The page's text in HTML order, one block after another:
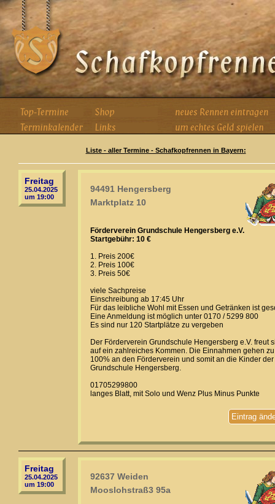
Liste - aller Termine - Schafkopfrennen in Bayern:
Freitag
25.04.2025
um 19:00
94491 Hengersberg
Marktplatz 10
Förderverein Grundschule Hengersberg e.V.
Startgebühr: 10 €
1. Preis 200€
2. Preis 100€
3. Preis 50€
viele Sachpreise
Einschreibung ab 17:45 Uhr
Für das leibliche Wohl mit Essen und Getränken ist
Eine Anmeldung ist möglich unter 0170 / 5299 800
Es sind nur 120 Startplätze zu vergeben
Der Förderverein Grundschule Hengersberg e.V. freut
auf ein zahlreiches Kommen. Die Einnahmen gehen zu
100% an den Förderverein und somit an die Kinder der
Grundschule Hengersberg.
01705299800
langes Blatt, mit Solo und Wenz Plus Minus Punkte
Eintrag
Freitag
25.04.2025
um 19:00
92637 Weiden
Mooslohstraß3 95a